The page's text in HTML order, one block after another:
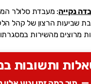
נקייה: מעבדת סלולר
שביעות הרצון של קהל
מרוצים מהשירות
ותשובות